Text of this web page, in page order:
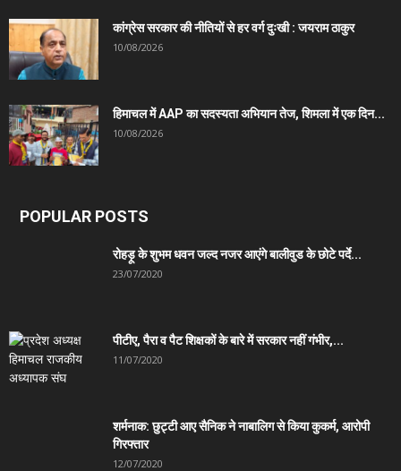
कांग्रेस सरकार की नीतियों से हर वर्ग दुःखी : जयराम ठाकुर
10/08/2026
हिमाचल में AAP का सदस्यता अभियान तेज, शिमला में एक दिन...
10/08/2026
POPULAR POSTS
रोहड़ू के शुभम धवन जल्द नजर आएंगे बालीवुड के छोटे पर्दे...
23/07/2020
पीटीए, पैरा व पैट शिक्षकों के बारे में सरकार नहीं गंभीर,...
11/07/2020
शर्मनाक: छुट्टी आए सैनिक ने नाबालिग से किया कुकर्म, आरोपी
गिरफ्तार
12/07/2020